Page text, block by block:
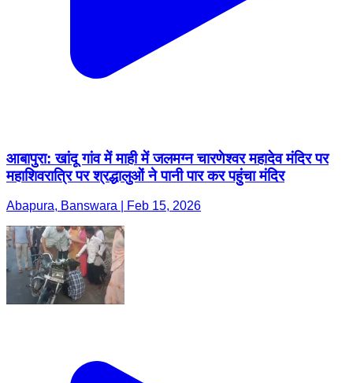
आबापुरा: खांदू गांव में माही में जलमग्न चारणेश्वर महादेव मंदिर पर
महाशिवरात्रि पर श्रद्धालुओं ने पानी पार कर पहुंचा मंदिर
Abapura, Banswara | Feb 15, 2026